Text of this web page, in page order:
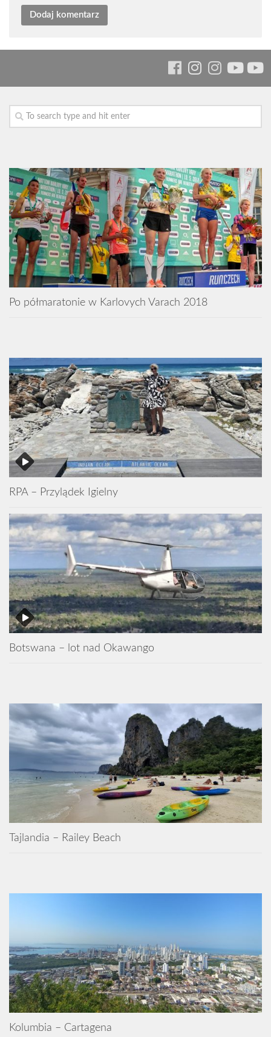
Po półmaratonie w Karlovych Varach 2018
RPA – Przylądek Igielny
Botswana – lot nad Okawango
Tajlandia – Railey Beach
Kolumbia – Cartagena